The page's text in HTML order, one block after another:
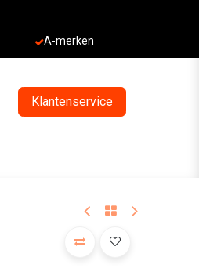
A-merken
Klantenservice